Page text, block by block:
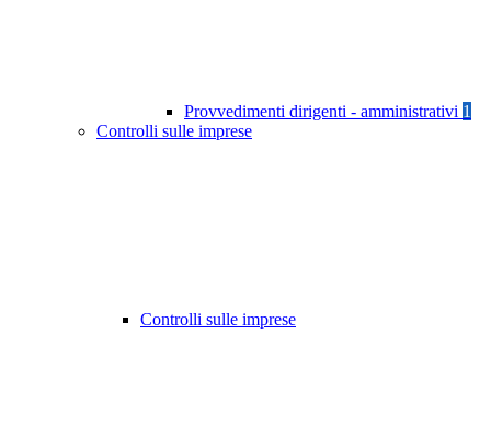
Provvedimenti dirigenti - amministrativi 1
Controlli sulle imprese
Controlli sulle imprese